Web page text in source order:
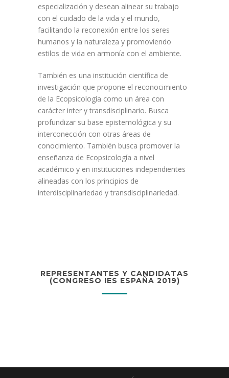
especialización y desean alinear su trabajo
con el cuidado de la vida y el mundo,
facilitando la reconexión entre los seres
humanos y la naturaleza y promoviendo
estilos de vida en armonía con el ambiente.
También es una institución científica de
investigación que propone el reconocimiento
de la Ecopsicología como un área con
carácter inter y transdisciplinario. Busca
profundizar su base epistemológica y su
interconección con otras áreas de
conocimiento. También busca promover la
enseñanza de Ecopsicología a nivel
académico y en instituciones independientes
alineadas con los principios de
interdisciplinariedad y transdisciplinariedad.
REPRESENTANTES Y CANDIDATAS
(CONGRESO IES ESPAÑA 2019)